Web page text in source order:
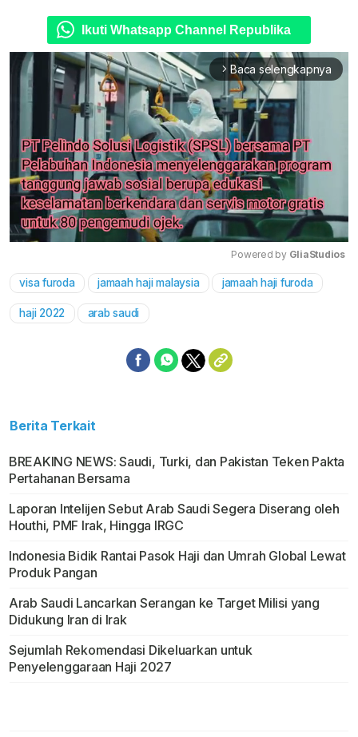
Ikuti Whatsapp Channel Republika
arrow_forward_ios Baca selengkapnya
Mute
Powered by GliaStudios
visa furoda jamaah haji malaysia jamaah haji furoda
haji 2022 arab saudi
Berita Terkait
BREAKING NEWS: Saudi, Turki, dan Pakistan Teken Pakta
Pertahanan Bersama
Laporan Intelijen Sebut Arab Saudi Segera Diserang oleh
Houthi, PMF Irak, Hingga IRGC
Indonesia Bidik Rantai Pasok Haji dan Umrah Global Lewat
Produk Pangan
Arab Saudi Lancarkan Serangan ke Target Milisi yang
Didukung Iran di Irak
Sejumlah Rekomendasi Dikeluarkan untuk
Penyelenggaraan Haji 2027